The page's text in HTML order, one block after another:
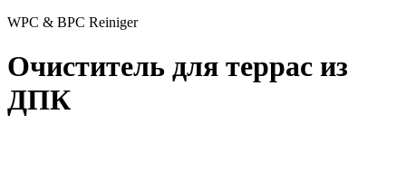
WPC & BPC Reiniger
Очиститель для террас из
ДПК